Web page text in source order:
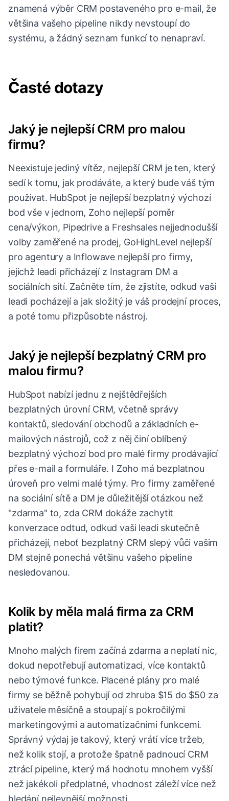
znamená výběr CRM postaveného pro e-mail, že
většina vašeho pipeline nikdy nevstoupí do
systému, a žádný seznam funkcí to nenapraví.
Časté dotazy
Jaký je nejlepší CRM pro malou
firmu?
Neexistuje jediný vítěz, nejlepší CRM je ten, který
sedí k tomu, jak prodáváte, a který bude váš tým
používat. HubSpot je nejlepší bezplatný výchozí
bod vše v jednom, Zoho nejlepší poměr
cena/výkon, Pipedrive a Freshsales nejjednodušší
volby zaměřené na prodej, GoHighLevel nejlepší
pro agentury a Inflowave nejlepší pro firmy,
jejichž leadi přicházejí z Instagram DM a
sociálních sítí. Začněte tím, že zjistíte, odkud vaši
leadi pocházejí a jak složitý je váš prodejní proces,
a poté tomu přizpůsobte nástroj.
Jaký je nejlepší bezplatný CRM pro
malou firmu?
HubSpot nabízí jednu z nejštědřejších
bezplatných úrovní CRM, včetně správy
kontaktů, sledování obchodů a základních e-
mailových nástrojů, což z něj činí oblíbený
bezplatný výchozí bod pro malé firmy prodávající
přes e-mail a formuláře. I Zoho má bezplatnou
úroveň pro velmi malé týmy. Pro firmy zaměřené
na sociální sítě a DM je důležitější otázkou než
"zdarma" to, zda CRM dokáže zachytit
konverzace odtud, odkud vaši leadi skutečně
přicházejí, neboť bezplatný CRM slepý vůči vašim
DM stejně ponechá většinu vašeho pipeline
nesledovanou.
Kolik by měla malá firma za CRM
platit?
Mnoho malých firem začíná zdarma a neplatí nic,
dokud nepotřebují automatizaci, více kontaktů
nebo týmové funkce. Placené plány pro malé
firmy se běžně pohybují od zhruba $15 do $50 za
uživatele měsíčně a stoupají s pokročilými
marketingovými a automatizačními funkcemi.
Správný výdaj je takový, který vrátí více tržeb,
než kolik stojí, a protože špatně padnoucí CRM
ztrácí pipeline, který má hodnotu mnohem vyšší
než jakékoli předplatné, vhodnost záleží více než